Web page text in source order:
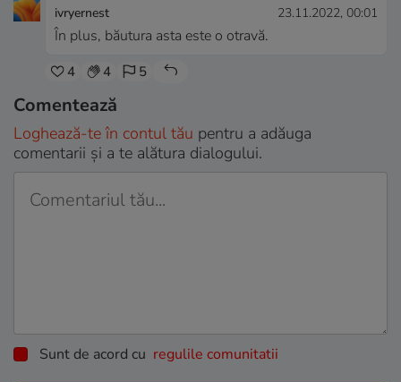
ivryernest 23.11.2022, 00:01
În plus, băutura asta este o otravă.
4 4 5
Comentează
Loghează-te în contul tău pentru a adăuga
comentarii și a te alătura dialogului.
Sunt de acord cu regulile comunitatii